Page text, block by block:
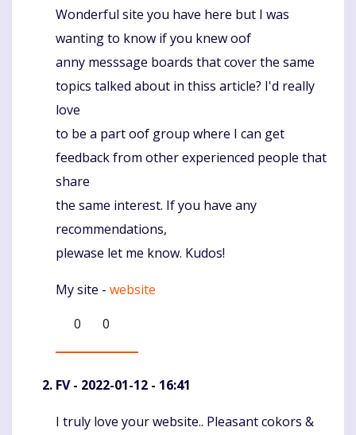
Komentaras
Wonderful site you have here but I was
wanting to know if you knew oof
anny messsage boards that cover the same
topics talked about in thiss article? I'd really
love
to be a part oof group where I can get
feedback from other experienced people that
share
the same interest. If you have any
recommendations,
plewase let me know. Kudos!
My site - website
0
0
FV- 2022-01-12 - 16:41
Komentaras
I truly love your website.. Pleasant cokors &